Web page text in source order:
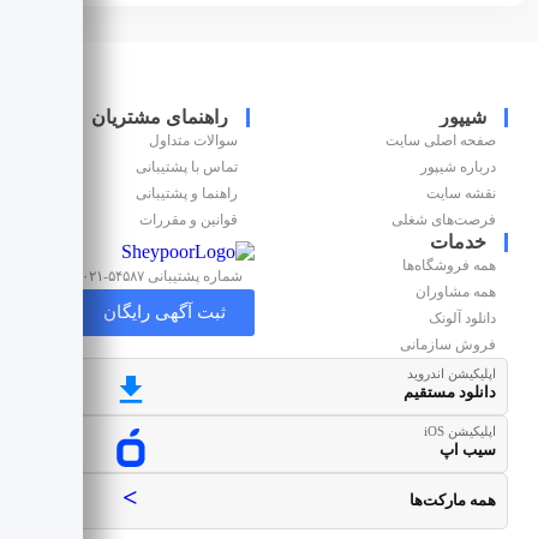
شیپور
صفحه اصلی سایت
درباره شیپور
نقشه سایت
فرصت‌های شغلی
راهنمای مشتریان
سوالات متداول
تماس با پشتیبانی
راهنما و پشتیبانی
قوانین و مقررات
خدمات
همه فروشگاه‌ها
همه مشاوران
دانلود آلونک
فروش سازمانی
شماره پشتیبانی ۵۴۵۸۷-۰۲۱
ثبت آگهی رایگان
اپلیکیشن اندروید
دانلود مستقیم
اپلیکیشن iOS
سیب اپ
همه مارکت‌ها >